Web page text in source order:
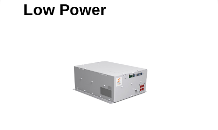
으로서 저전력 솔루션을 제공하면서도 높은 정
35kV 이상의 전력이 필요한 경우, Advanced
Energy는 Trek 10 40A-HS, Trek 20 20C, Trek
20 20C-HS, Trek 30 20A, Trek 40 15, Trek 50
12, Trek 615-10, Trek PD05034, Trek
Low Power